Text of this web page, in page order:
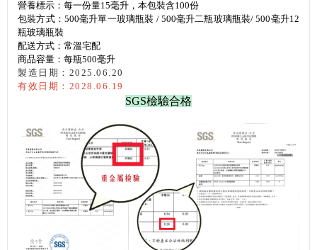
營養標示：每一份量15毫升，本包裝含100份
包裝方式：500毫升單一玻璃瓶裝 / 500毫升二瓶玻璃瓶裝/ 500毫升12
瓶玻璃瓶裝
配送方式：常溫宅配
商品容量：每瓶500毫升
製造日期：2025.06.20
有效日期：2028.06.19
SGS檢驗合格